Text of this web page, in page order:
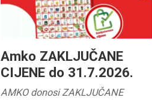
Amko ZAKLJUČANE
CIJENE do 31.7.2026.
AMKO donosi ZAKLJUČANE